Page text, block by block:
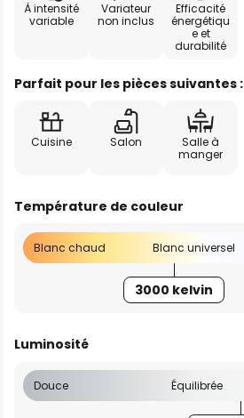
À intensité
variable
Variateur
non inclus
Efficacité
énergétiqu
e et
durabilité
Parfait pour les pièces suivantes :
Cuisine Salon
Salle à
manger
Température de couleur
Blanc chaud Blanc universel
3000 kelvin
Luminosité
Douce Équilibrée